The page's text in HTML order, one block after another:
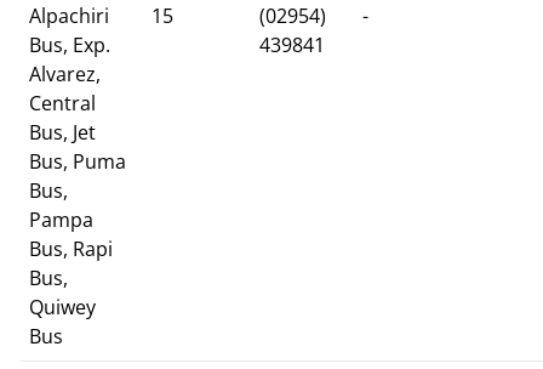
Alpachiri
Bus, Exp.
Alvarez,
Central
Bus, Jet
Bus, Puma
Bus,
Pampa
Bus, Rapi
Bus,
Quiwey
Bus
15
(02954)
439841
-